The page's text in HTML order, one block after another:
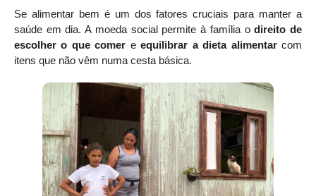
Se alimentar bem é um dos fatores cruciais para manter a
saúde em dia. A moeda social permite à família odireito de
escolher o que comer eequilibrar a dieta alimentarcom
itens que não vêm numa cesta básica.